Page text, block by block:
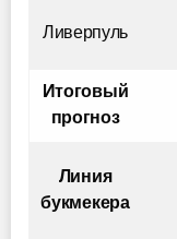
Ливерпуль
Итоговый
прогноз
Линия
букмекера